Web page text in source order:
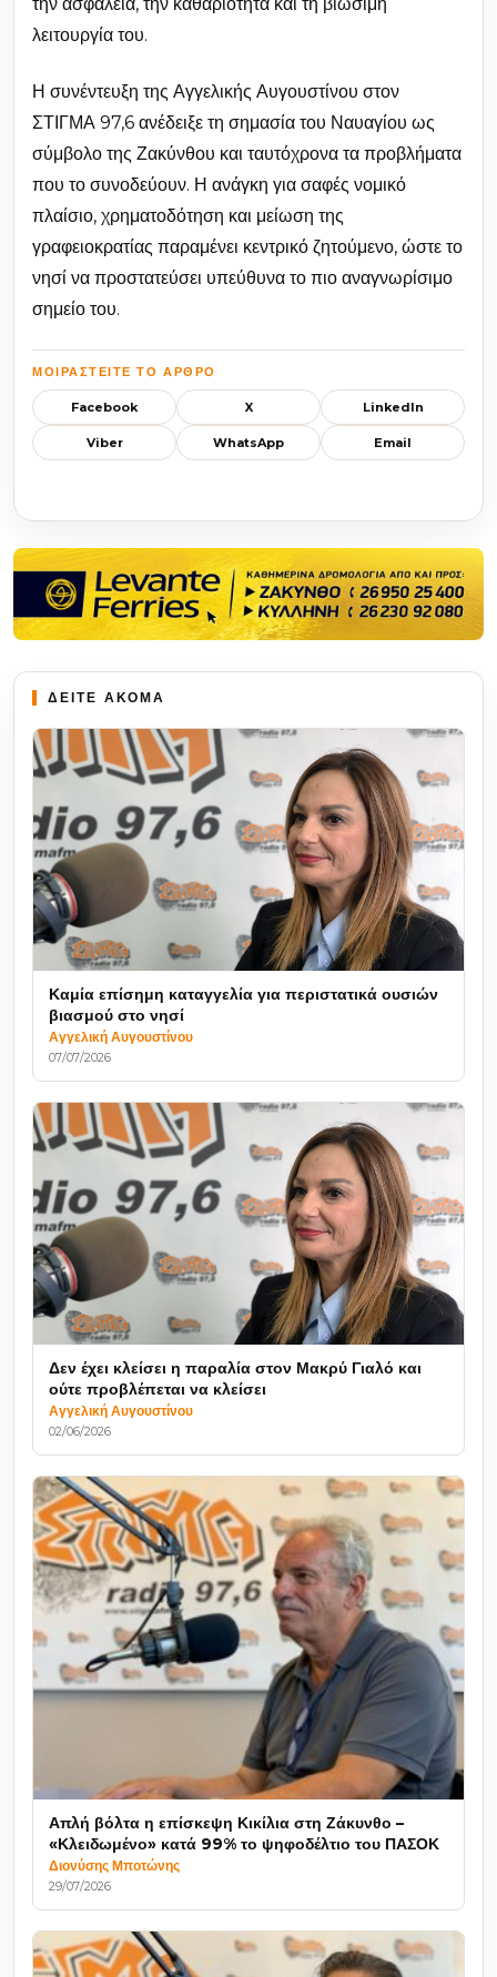
λειτουργία του.
Η συνέντευξη της Αγγελικής Αυγουστίνου στον
ΣΤΙΓΜΑ 97,6 ανέδειξε τη σημασία του Ναυαγίου ως
σύμβολο της Ζακύνθου και ταυτόχρονα τα προβλήματα
που το συνοδεύουν. Η ανάγκη για σαφές νομικό
πλαίσιο, χρηματοδότηση και μείωση της
γραφειοκρατίας παραμένει κεντρικό ζητούμενο, ώστε το
νησί να προστατεύσει υπεύθυνα το πιο αναγνωρίσιμο
σημείο του.
ΜΟΙΡΑΣΤΕΊΤΕ ΤΟ ΆΡΘΡΟ
Facebook X LinkedIn
Viber WhatsApp Email
ΔΕΙΤΕ ΑΚΟΜΑ
Καμία επίσημη καταγγελία για περιστατικά ουσιών
βιασμού στο νησί
Αγγελική Αυγουστίνου
07/07/2026
Δεν έχει κλείσει η παραλία στον Μακρύ Γιαλό και
ούτε προβλέπεται να κλείσει
Αγγελική Αυγουστίνου
02/06/2026
Απλή βόλτα η επίσκεψη Κικίλια στη Ζάκυνθο –
«Κλειδωμένο» κατά 99% το ψηφοδέλτιο του ΠΑΣΟΚ
Διονύσης Μποτώνης
29/07/2026